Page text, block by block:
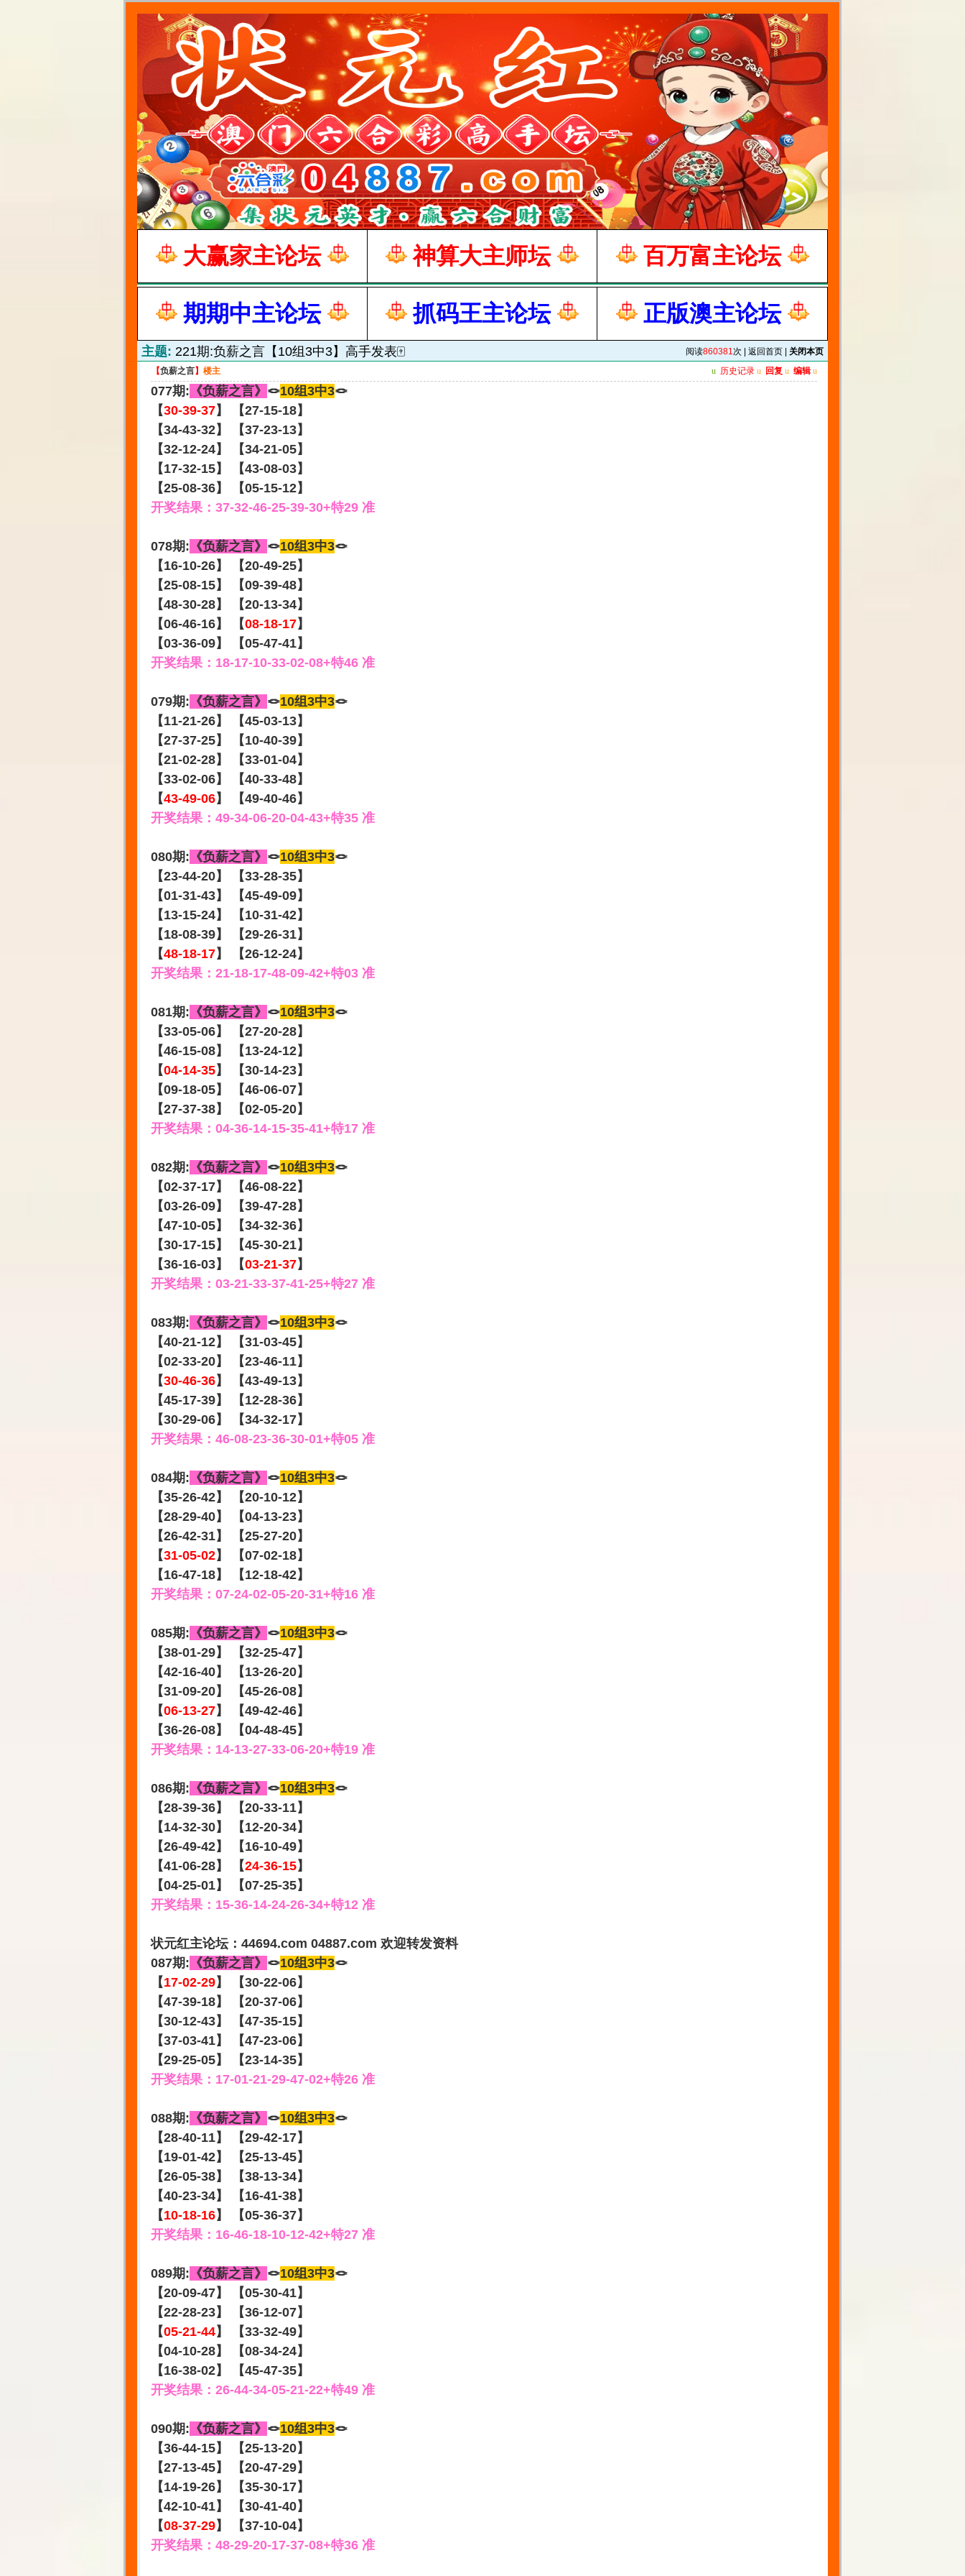
大赢家主论坛 神算大主师坛 百万富主论坛
期期中主论坛 抓码王主论坛 正版澳主论坛
主题: 221期:负薪之言【10组3中3】高手发表🀄 阅读860381次 | 返回首页
关闭本页
【负薪之言】 楼主 u 历史记录 u 回复 u 编辑 u
077期: 《负薪之言》 🪢10组3中3🪢
【30-39-37】 【27-15-18】
【34-43-32】 【37-23-13】
【32-12-24】 【34-21-05】
【17-32-15】 【43-08-03】
【25-08-36】 【05-15-12】
开奖结果：37-32-46-25-39-30+特29 准
078期: 《负薪之言》 🪢10组3中3🪢
【16-10-26】 【20-49-25】
【25-08-15】 【09-39-48】
【48-30-28】 【20-13-34】
【06-46-16】 【08-18-17】
【03-36-09】 【05-47-41】
开奖结果：18-17-10-33-02-08+特46 准
079期: 《负薪之言》 🪢10组3中3🪢
【11-21-26】 【45-03-13】
【27-37-25】 【10-40-39】
【21-02-28】 【33-01-04】
【33-02-06】 【40-33-48】
【43-49-06】 【49-40-46】
开奖结果：49-34-06-20-04-43+特35 准
080期: 《负薪之言》 🪢10组3中3🪢
【23-44-20】 【33-28-35】
【01-31-43】 【45-49-09】
【13-15-24】 【10-31-42】
【18-08-39】 【29-26-31】
【48-18-17】 【26-12-24】
开奖结果：21-18-17-48-09-42+特03 准
081期: 《负薪之言》 🪢10组3中3🪢
【33-05-06】 【27-20-28】
【46-15-08】 【13-24-12】
【04-14-35】 【30-14-23】
【09-18-05】 【46-06-07】
【27-37-38】 【02-05-20】
开奖结果：04-36-14-15-35-41+特17 准
082期: 《负薪之言》 🪢10组3中3🪢
【02-37-17】 【46-08-22】
【03-26-09】 【39-47-28】
【47-10-05】 【34-32-36】
【30-17-15】 【45-30-21】
【36-16-03】 【03-21-37】
开奖结果：03-21-33-37-41-25+特27 准
083期: 《负薪之言》 🪢10组3中3🪢
【40-21-12】 【31-03-45】
【02-33-20】 【23-46-11】
【30-46-36】 【43-49-13】
【45-17-39】 【12-28-36】
【30-29-06】 【34-32-17】
开奖结果：46-08-23-36-30-01+特05 准
084期: 《负薪之言》 🪢10组3中3🪢
【35-26-42】 【20-10-12】
【28-29-40】 【04-13-23】
【26-42-31】 【25-27-20】
【31-05-02】 【07-02-18】
【16-47-18】 【12-18-42】
开奖结果：07-24-02-05-20-31+特16 准
085期: 《负薪之言》 🪢10组3中3🪢
【38-01-29】 【32-25-47】
【42-16-40】 【13-26-20】
【31-09-20】 【45-26-08】
【06-13-27】 【49-42-46】
【36-26-08】 【04-48-45】
开奖结果：14-13-27-33-06-20+特19 准
086期: 《负薪之言》 🪢10组3中3🪢
【28-39-36】 【20-33-11】
【14-32-30】 【12-20-34】
【26-49-42】 【16-10-49】
【41-06-28】 【24-36-15】
【04-25-01】 【07-25-35】
开奖结果：15-36-14-24-26-34+特12 准
状元红主论坛：44694.com 04887.com 欢迎转发资料
087期: 《负薪之言》 🪢10组3中3🪢
【17-02-29】 【30-22-06】
【47-39-18】 【20-37-06】
【30-12-43】 【47-35-15】
【37-03-41】 【47-23-06】
【29-25-05】 【23-14-35】
开奖结果：17-01-21-29-47-02+特26 准
088期: 《负薪之言》 🪢10组3中3🪢
【28-40-11】 【29-42-17】
【19-01-42】 【25-13-45】
【26-05-38】 【38-13-34】
【40-23-34】 【16-41-38】
【10-18-16】 【05-36-37】
开奖结果：16-46-18-10-12-42+特27 准
089期: 《负薪之言》 🪢10组3中3🪢
【20-09-47】 【05-30-41】
【22-28-23】 【36-12-07】
【05-21-44】 【33-32-49】
【04-10-28】 【08-34-24】
【16-38-02】 【45-47-35】
开奖结果：26-44-34-05-21-22+特49 准
090期: 《负薪之言》 🪢10组3中3🪢
【36-44-15】 【25-13-20】
【27-13-45】 【20-47-29】
【14-19-26】 【35-30-17】
【42-10-41】 【30-41-40】
【08-37-29】 【37-10-04】
开奖结果：48-29-20-17-37-08+特36 准